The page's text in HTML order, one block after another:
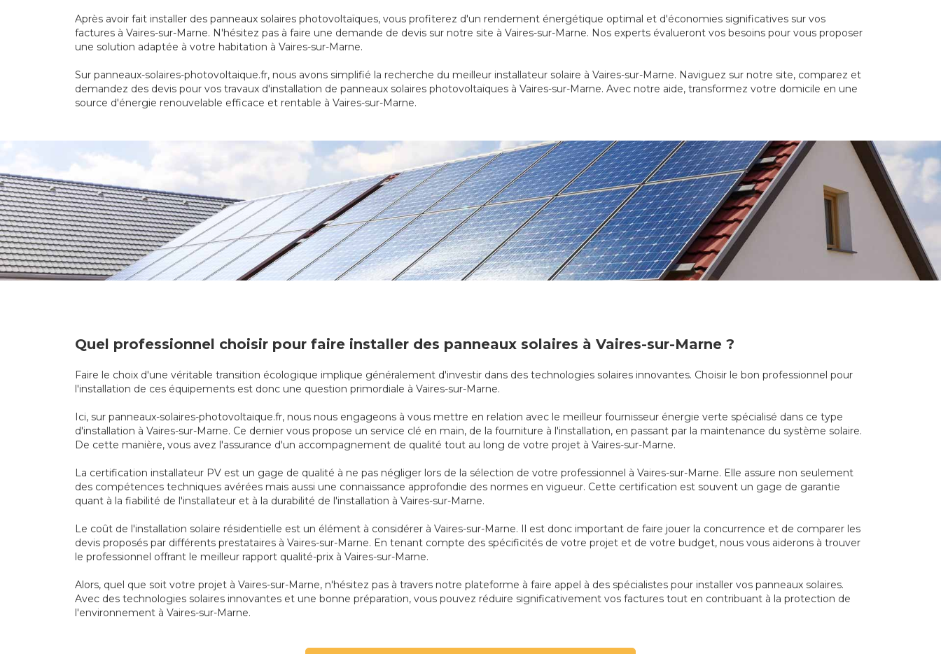
Après avoir fait installer des panneaux solaires photovoltaïques, vous profiterez d'un rendement énergétique optimal et d'économies significatives sur vos
factures à Vaires-sur-Marne. N'hésitez pas à faire une demande de devis sur notre site à Vaires-sur-Marne. Nos experts évalueront vos besoins pour vous proposer
une solution adaptée à votre habitation à Vaires-sur-Marne.
Sur panneaux-solaires-photovoltaique.fr, nous avons simplifié la recherche du meilleur installateur solaire à Vaires-sur-Marne. Naviguez sur notre site, comparez et
demandez des devis pour vos travaux d'installation de panneaux solaires photovoltaïques à Vaires-sur-Marne. Avec notre aide, transformez votre domicile en une
source d'énergie renouvelable efficace et rentable à Vaires-sur-Marne.
Quel professionnel choisir pour faire installer des panneaux solaires à Vaires-sur-Marne ?
Faire le choix d'une véritable transition écologique implique généralement d'investir dans des technologies solaires innovantes. Choisir le bon professionnel pour
l'installation de ces équipements est donc une question primordiale à Vaires-sur-Marne.
Ici, sur panneaux-solaires-photovoltaique.fr, nous nous engageons à vous mettre en relation avec le meilleur fournisseur énergie verte spécialisé dans ce type
d'installation à Vaires-sur-Marne. Ce dernier vous propose un service clé en main, de la fourniture à l'installation, en passant par la maintenance du système solaire.
De cette manière, vous avez l'assurance d'un accompagnement de qualité tout au long de votre projet à Vaires-sur-Marne.
La certification installateur PV est un gage de qualité à ne pas négliger lors de la sélection de votre professionnel à Vaires-sur-Marne. Elle assure non seulement
des compétences techniques avérées mais aussi une connaissance approfondie des normes en vigueur. Cette certification est souvent un gage de garantie
quant à la fiabilité de l'installateur et à la durabilité de l'installation à Vaires-sur-Marne.
Le coût de l'installation solaire résidentielle est un élément à considérer à Vaires-sur-Marne. Il est donc important de faire jouer la concurrence et de comparer les
devis proposés par différents prestataires à Vaires-sur-Marne. En tenant compte des spécificités de votre projet et de votre budget, nous vous aiderons à trouver
le professionnel offrant le meilleur rapport qualité-prix à Vaires-sur-Marne.
Alors, quel que soit votre projet à Vaires-sur-Marne, n'hésitez pas à travers notre plateforme à faire appel à des spécialistes pour installer vos panneaux solaires.
Avec des technologies solaires innovantes et une bonne préparation, vous pouvez réduire significativement vos factures tout en contribuant à la protection de
l'environnement à Vaires-sur-Marne.